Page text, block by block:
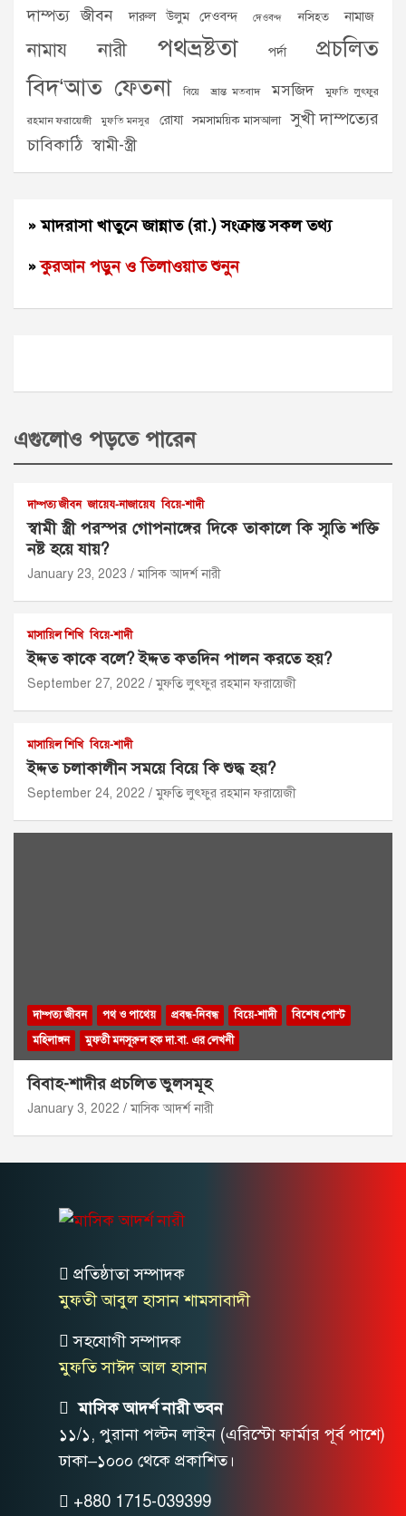
দাম্পত্য জীবন দারুল উলুম দেওবন্দ দেওবন্দ নসিহত নামাজ
নামায নারী পথভ্রষ্টতা পর্দা
প্রচলিত
বিদ‘আত ফেতনা বিয়ে ভ্রান্ত মতবাদ মসজিদ মুফতি লুৎফুর
রহমান ফরায়েজী মুফতি মনসুর রোযা সমসাময়িক মাসআলা
সুখী দাম্পত্যের
চাবিকাঠি স্বামী-স্ত্রী
» মাদরাসা খাতুনে জান্নাত (রা.) সংক্রান্ত সকল তথ্য
» কুরআন পড়ুন ও তিলাওয়াত শুনুন
এগুলোও পড়তে পারেন
দাম্পত্য জীবন জায়েয-নাজায়েয বিয়ে-শাদী
স্বামী স্ত্রী পরস্পর গোপনাঙ্গের দিকে তাকালে কি স্মৃতি শক্তি
নষ্ট হয়ে যায়?
January 23, 2023 মাসিক আদর্শ নারী
মাসায়িল শিখি বিয়ে-শাদী
ইদ্দত কাকে বলে? ইদ্দত কতদিন পালন করতে হয়?
September 27, 2022 মুফতি লুৎফুর রহমান ফরায়েজী
মাসায়িল শিখি বিয়ে-শাদী
ইদ্দত চলাকালীন সময়ে বিয়ে কি শুদ্ধ হয়?
September 24, 2022 মুফতি লুৎফুর রহমান ফরায়েজী
দাম্পত্য জীবন পথ ও পাথেয় প্রবন্ধ-নিবন্ধ বিয়ে-শাদী
বিশেষ পোস্ট
মহিলাঙ্গন
মুফতী মনসূরুল হক দা.বা. এর লেখনী
বিবাহ-শাদীর প্রচলিত ভুলসমূহ
January 3, 2022 মাসিক আদর্শ নারী
প্রতিষ্ঠাতা সম্পাদক
মুফতী আবুল হাসান শামসাবাদী
সহযোগী সম্পাদক
মুফতি সাঈদ আল হাসান
মাসিক আদর্শ নারী ভবন
১১/১, পুরানা পল্টন লাইন (এরিস্টো ফার্মার পূর্ব পাশে)
ঢাকা–১০০০ থেকে প্রকাশিত।
+880 1715-039399